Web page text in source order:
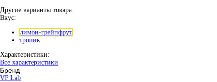
Другие варианты товара:
Вкус:
лимон-грейпфрут
тропик
Характеристики:
Все характеристики
Бренд
VP Lab